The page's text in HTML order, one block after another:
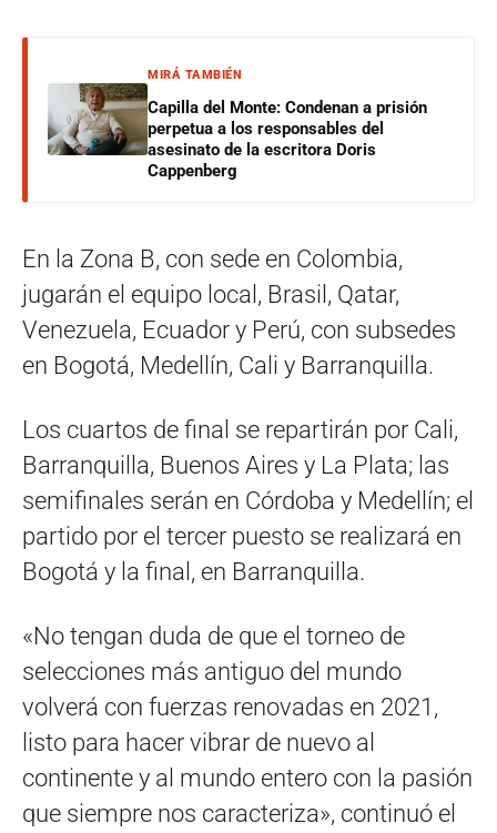
MIRÁ TAMBIÉN
Capilla del Monte: Condenan a prisión
perpetua a los responsables del
asesinato de la escritora Doris
Cappenberg
En la Zona B, con sede en Colombia,
jugarán el equipo local, Brasil, Qatar,
Venezuela, Ecuador y Perú, con subsedes
en Bogotá, Medellín, Cali y Barranquilla.
Los cuartos de final se repartirán por Cali,
Barranquilla, Buenos Aires y La Plata; las
semifinales serán en Córdoba y Medellín; el
partido por el tercer puesto se realizará en
Bogotá y la final, en Barranquilla.
«No tengan duda de que el torneo de
selecciones más antiguo del mundo
volverá con fuerzas renovadas en 2021,
listo para hacer vibrar de nuevo al
continente y al mundo entero con la pasión
que siempre nos caracteriza», continuó el